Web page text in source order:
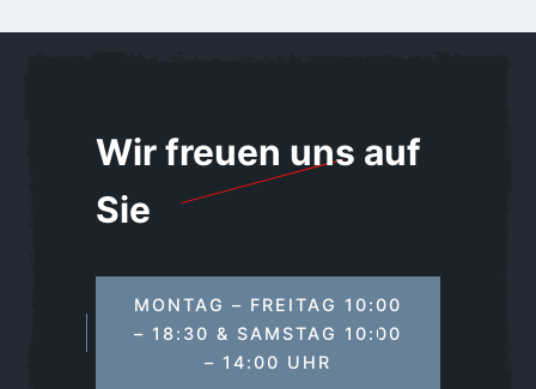
Wir freuen uns auf
Sie
MONTAG – FREITAG 10:00
– 18:30 & SAMSTAG 10:00
– 14:00 UHR